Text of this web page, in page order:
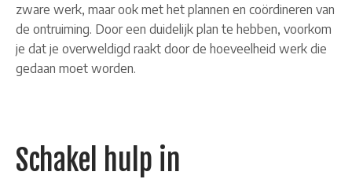
zware werk, maar ook met het plannen en coördineren van
de ontruiming. Door een duidelijk plan te hebben, voorkom
je dat je overweldigd raakt door de hoeveelheid werk die
gedaan moet worden.
Schakel hulp in